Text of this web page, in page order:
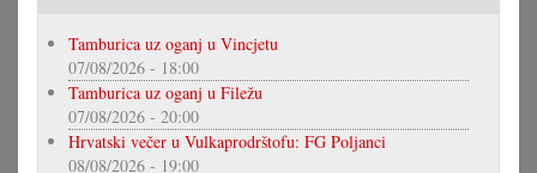
Tamburica uz oganj u Vincjetu
07/08/2026 - 18:00
Tamburica uz oganj u Filežu
07/08/2026 - 20:00
Hrvatski večer u Vulkaprodrštofu: FG Poljanci
08/08/2026 - 19:00